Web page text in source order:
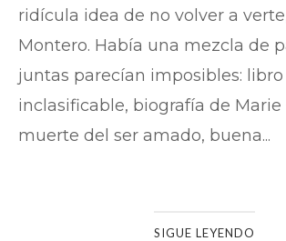
ridícula idea de no volver a
Montero. Había una mezcla de
juntas parecían imposibles: libro
inclasificable, biografía de Marie
muerte del ser amado, buena...
SIGUE LEYENDO